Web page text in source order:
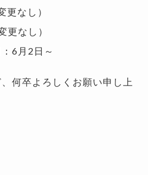
なし）
なし）
6月2日～
何卒よろしくお願い申し上